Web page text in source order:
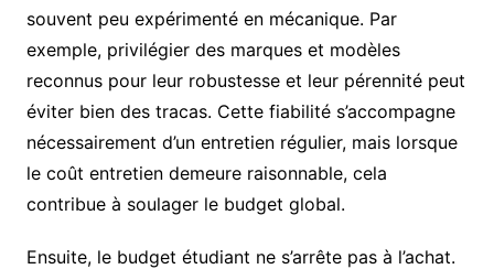
souvent peu expérimenté en mécanique. Par
exemple, privilégier des marques et modèles
reconnus pour leur robustesse et leur pérennité peut
éviter bien des tracas. Cette fiabilité s’accompagne
nécessairement d’un entretien régulier, mais lorsque
le coût entretien demeure raisonnable, cela
contribue à soulager le budget global.
Ensuite, le budget étudiant ne s’arrête pas à l’achat.